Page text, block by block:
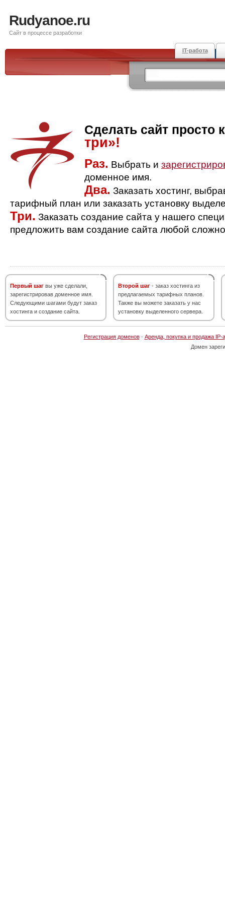
Rudyanoe.ru
Сайт в процессе разработки
IT-работа
Сделать сайт просто
три»!
Раз. Выбрать и
доменное имя.
Два. Заказать хостинг,
тарифный план или заказать установку
Три. Заказать создание сайта у нашего
предложить вам создание сайта любой
Первый шаг вы уже сделали,
зарегистрировав доменное имя.
Следующими шагами будут заказ
хостинга и создание сайта.
Второй шаг - заказ хостинга из
предлагаемых тарифных планов.
Также вы можете заказать у нас
установку выделенного сервера.
Регистрация доменов· Аренда, покупка и продажа IP-
Домен